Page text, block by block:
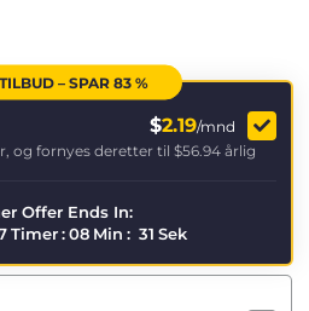
– SPAR 83 %
$2.19/mnd
og fornyes deretter til $56.94 årlig
Offer Ends In:
Timer : 08 Min : 30 Sek